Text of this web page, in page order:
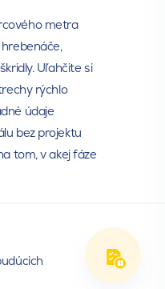
lepiaca
metra
Uľahčite si
rýchlo
údaje
bez projektu
tom, v akej fáze